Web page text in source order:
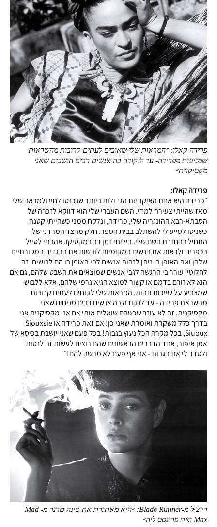
פרידה קאלו: ״המראות שלי שאובים לעתים קרובות מהשראות
שמגיעות מפרידה- עד לנקודה בה אנשים רבים חושבים שאני
מקסיקנית״
פרידה קאלו:
״פרידה היא אחת האיקוניות הגדולות ביותר שנכנסו לחיי ולמראה שלי
מאז שהייתי צעירה למדי. השם העברי שלי הוא דווקא לזכרה של
הסבתא-רבא ההונגריה שלי, פרידה, ונלקח ממני כשהייתי קטנה
כשניסו לסייע לי להשתלב בבית הספר. חלק מהצד המרדני שלי
התחיל בהחזרת השם שלי. ביליתי זמן רב במקסיקו. אהבתי לטייל
בכפרים ולראות את הנשים המקומיות לובשות את הבגדים המסורתיים
שלהן ואת האופן בו ניתן לזהות אנשים לפי האופן בו הם לבושים. זה
לחלוטין עורר בי הרגשה לגבי אנשים שמוצאים את השבט שלהם, גם אם
הוא לא זורם בדמם או קשור למוצא הגיאוגרפי שלהם, אלא ללבוש
שמצביע על שייכות וזהות. המראות שלי לקוחים לעתים קרובות
מהשראת פרידה - עד לנקודה בה אנשים רבים מניחים שאני
מקסיקנית. זה לא עוזר שכשהם שואלים אותי אם אני מקסיקנית אני
בדרך כלל משקרת ואומרת שאני כן! אם זאת פרידה או Siouxsie
Siuoux, בכל מקרה הכל נעוץ בגבות! בכל פעם שאני יושבת בכיסא של
אמן איפור, אחד הדברים הראשונים שהם רוצים לעשות זה לנסות
ולסדר לי את הגבות - אני אף פעם לא מרשה להם!״
רייצ׳ל מ-Blade Runner: ״היא מאתגרת את טינה טרנר מ- Mad
Max ואת פרינסס ליה״